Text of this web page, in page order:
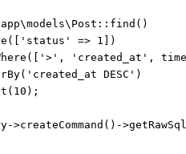
=> 1])
'created_at',
DESC')
>createCommand()-